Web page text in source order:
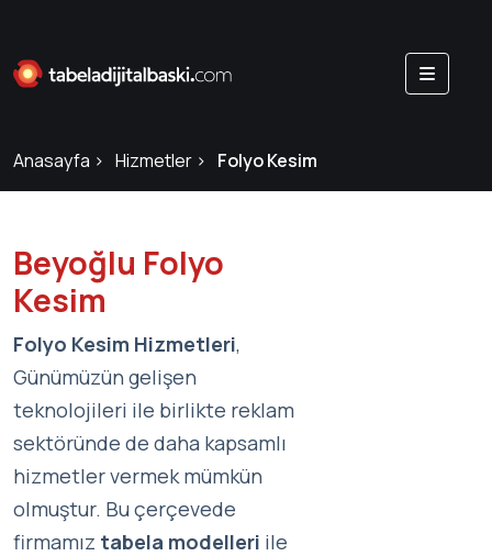
Anasayfa Hizmetler Folyo Kesim
Beyoğlu Folyo
Kesim
Folyo Kesim Hizmetleri,
Günümüzün gelişen
teknolojileri ile birlikte reklam
sektöründe de daha kapsamlı
hizmetler vermek mümkün
olmuştur. Bu çerçevede
firmamız tabela modelleri ile